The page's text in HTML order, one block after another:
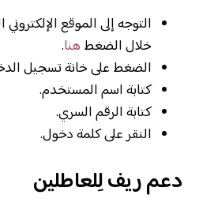
التوجه إلى الموقع
خلال الضغط هنا.
الضغط على خانة تسجيل
كتابة اسم المستخدم.
كتابة الرقم السري.
النقر على كلمة دخول.
دعم ريف لِلعاطلين